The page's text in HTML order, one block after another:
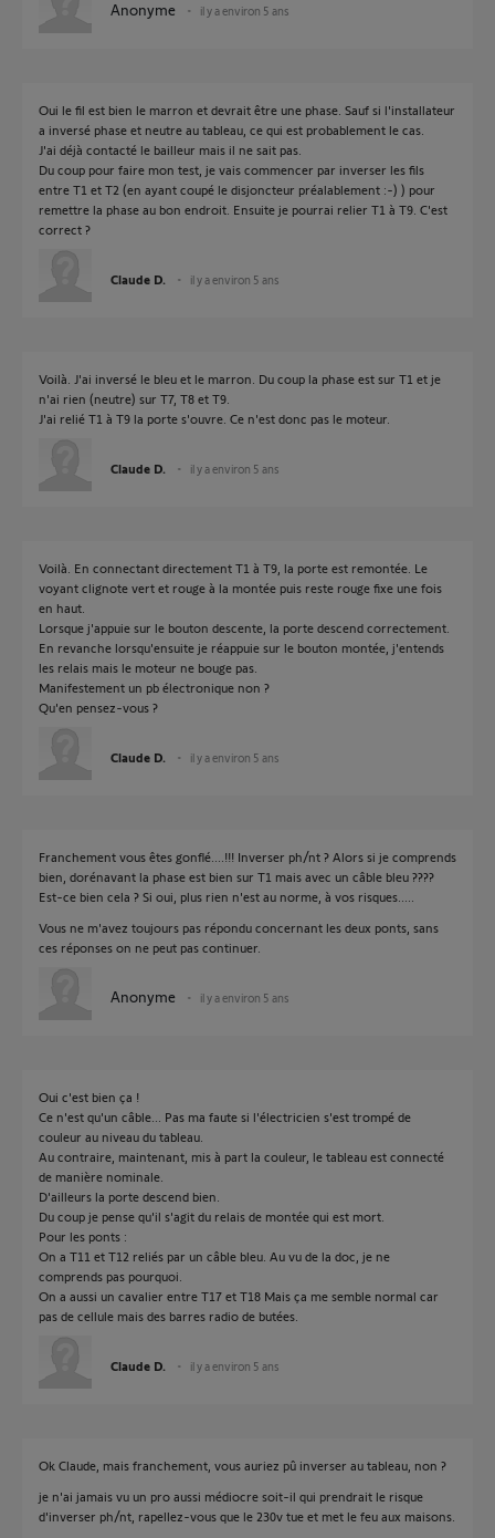
Anonyme il y a environ 5 ans
Oui le fil est bien le marron et devrait être une phase. Sauf si l'installateur
a inversé phase et neutre au tableau, ce qui est probablement le cas.
J'ai déjà contacté le bailleur mais il ne sait pas.
Du coup pour faire mon test, je vais commencer par inverser les fils
entre T1 et T2 (en ayant coupé le disjoncteur préalablement :-) ) pour
remettre la phase au bon endroit. Ensuite je pourrai relier T1 à T9. C'est
correct ?
Claude D. il y a environ 5 ans
Voilà. J'ai inversé le bleu et le marron. Du coup la phase est sur T1 et je
n'ai rien (neutre) sur T7, T8 et T9.
J'ai relié T1 à T9 la porte s'ouvre. Ce n'est donc pas le moteur.
Claude D. il y a environ 5 ans
Voilà. En connectant directement T1 à T9, la porte est remontée. Le
voyant clignote vert et rouge à la montée puis reste rouge fixe une fois
en haut.
Lorsque j'appuie sur le bouton descente, la porte descend correctement.
En revanche lorsqu'ensuite je réappuie sur le bouton montée, j'entends
les relais mais le moteur ne bouge pas.
Manifestement un pb électronique non ?
Qu'en pensez-vous ?
Claude D. il y a environ 5 ans
Franchement vous êtes gonflé....!!! Inverser ph/nt ? Alors si je comprends
bien, dorénavant la phase est bien sur T1 mais avec un câble bleu ????
Est-ce bien cela ? Si oui, plus rien n'est au norme, à vos risques.....
Vous ne m'avez toujours pas répondu concernant les deux ponts, sans
ces réponses on ne peut pas continuer.
Anonyme il y a environ 5 ans
Oui c'est bien ça !
Ce n'est qu'un câble... Pas ma faute si l'électricien s'est trompé de
couleur au niveau du tableau.
Au contraire, maintenant, mis à part la couleur, le tableau est connecté
de manière nominale.
D'ailleurs la porte descend bien.
Du coup je pense qu'il s'agit du relais de montée qui est mort.
Pour les ponts :
On a T11 et T12 reliés par un câble bleu. Au vu de la doc, je ne
comprends pas pourquoi.
On a aussi un cavalier entre T17 et T18 Mais ça me semble normal car
pas de cellule mais des barres radio de butées.
Claude D. il y a environ 5 ans
Ok Claude, mais franchement, vous auriez pû inverser au tableau, non ?
je n'ai jamais vu un pro aussi médiocre soit-il qui prendrait le risque
d'inverser ph/nt, rapellez-vous que le 230v tue et met le feu aux maisons.